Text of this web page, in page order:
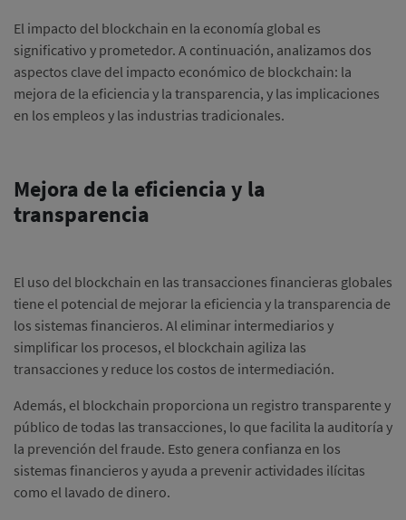
El impacto del blockchain en la economía global es
significativo y prometedor. A continuación, analizamos dos
aspectos clave del impacto económico de blockchain: la
mejora de la eficiencia y la transparencia, y las implicaciones
en los empleos y las industrias tradicionales.
Mejora de la eficiencia y la
transparencia
El uso del blockchain en las transacciones financieras globales
tiene el potencial de mejorar la eficiencia y la transparencia de
los sistemas financieros. Al eliminar intermediarios y
simplificar los procesos, el blockchain agiliza las
transacciones y reduce los costos de intermediación.
Además, el blockchain proporciona un registro transparente y
público de todas las transacciones, lo que facilita la auditoría y
la prevención del fraude. Esto genera confianza en los
sistemas financieros y ayuda a prevenir actividades ilícitas
como el lavado de dinero.